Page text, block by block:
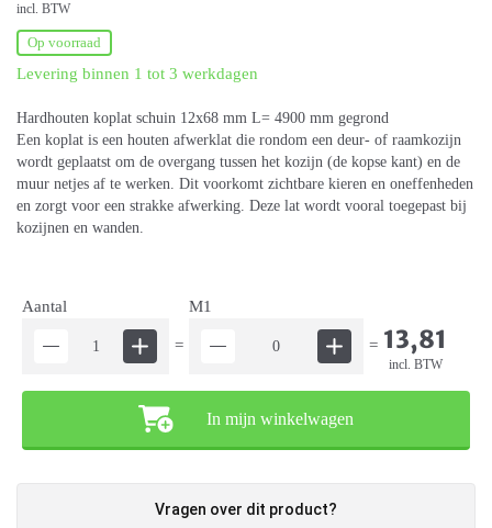
incl. BTW
Op voorraad
Levering binnen 1 tot 3 werkdagen
Hardhouten koplat schuin 12x68 mm L= 4900 mm gegrond
Een koplat is een houten afwerklat die rondom een deur- of raamkozijn
wordt geplaatst om de overgang tussen het kozijn (de kopse kant) en de
muur netjes af te werken. Dit voorkomt zichtbare kieren en oneffenheden
en zorgt voor een strakke afwerking. Deze lat wordt vooral toegepast bij
kozijnen en wanden.
Aantal
=
M1
= 13,81
incl. BTW
In mijn winkelwagen
Vragen over dit product?